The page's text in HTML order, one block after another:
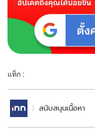
แท็ก :
สนับสนุนเนื้อหา